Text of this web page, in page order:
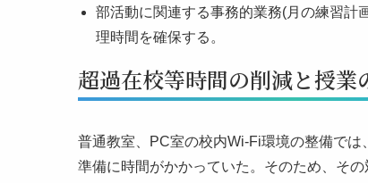
部活動に関連する事務的業務(月の練習計
理時間を確保する。
超過在校等時間の削減と授業
普通教室、PC室の校内Wi-Fi環境の整備で
準備に時間がかかっていた。そのため、そ